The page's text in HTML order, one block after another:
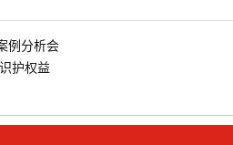
例分析会
护权益